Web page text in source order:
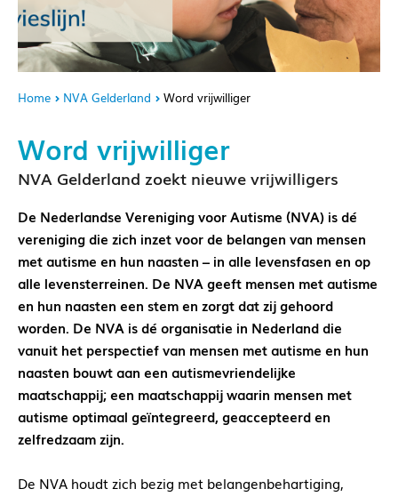
Home NVA Gelderland Word vrijwilliger
Word vrijwilliger
NVA Gelderland zoekt nieuwe vrijwilligers
De Nederlandse Vereniging voor Autisme (NVA) is dé
vereniging die zich inzet voor de belangen van mensen
met autisme en hun naasten – in alle levensfasen en op
alle levensterreinen. De NVA geeft mensen met autisme
en hun naasten een stem en zorgt dat zij gehoord
worden. De NVA is dé organisatie in Nederland die
vanuit het perspectief van mensen met autisme en hun
naasten bouwt aan een autismevriendelijke
maatschappij; een maatschappij waarin mensen met
autisme optimaal geïntegreerd, geaccepteerd en
zelfredzaam zijn.
De NVA houdt zich bezig met belangenbehartiging,